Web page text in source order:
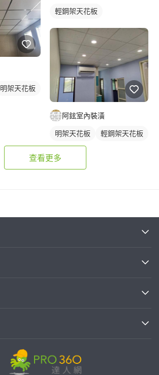
明架天花板
輕鋼架天花板
阿鉉室內裝潢
明架天花板 輕鋼架天花板
查看更多